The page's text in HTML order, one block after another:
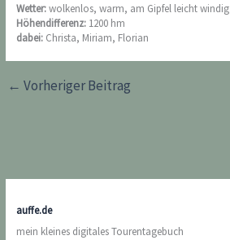
Wetter:wolkenlos, warm, am Gipfel leicht windig
Höhendifferenz: 1200 hm
dabei: Christa, Miriam, Florian
← Vorheriger Beitrag
auffe.de
mein kleines digitales Tourentagebuch